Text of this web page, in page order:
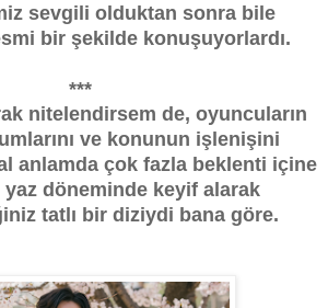
sevgili olduktan sonra bile
bir şekilde konuşuyorlardı.
***
nitelendirsem de, oyuncuların
ve konunun işlenişini
anlamda çok fazla beklenti içine
döneminde keyif alarak
tatlı bir diziydi bana göre.